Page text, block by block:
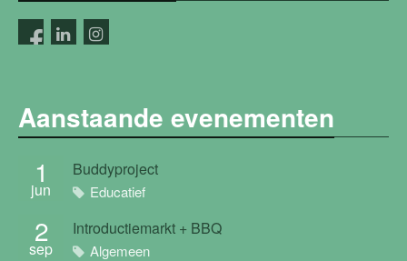
Aanstaande evenementen
1
jun
Buddyproject
Educatief
2
sep
Introductiemarkt + BBQ
Algemeen